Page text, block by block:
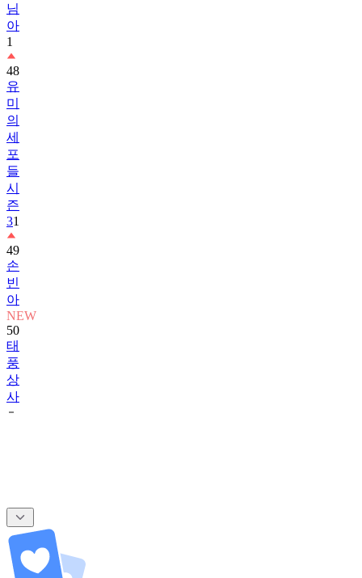
님
아
1
48
유
미
의
세
포
들
시
즌
31
49
손
빈
아
NEW
50
태
풍
상
사